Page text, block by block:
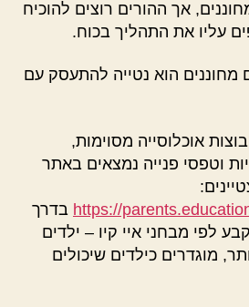
אך ההורים רוצים להוכיח
עליו את התהליך בכוח.
מחוננים הוא נטייה להתעסק עם
אוכלוסייה מסוימות,
וטפסי פנייה נמצאים באתר
https:// בדרך
לפי מבחני איי קיו – ילדים
ציון 130 ויותר, מוגדרים כילדים שיכולים